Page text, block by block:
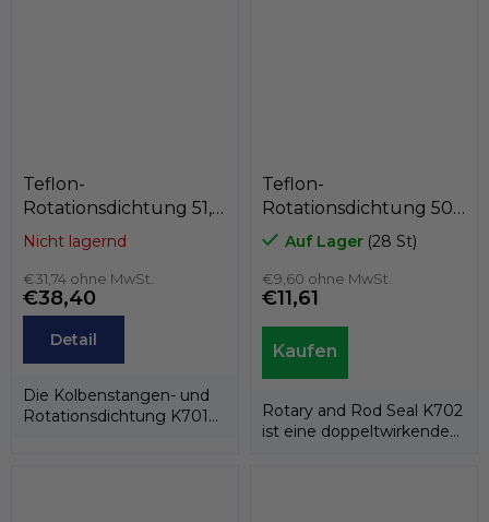
Teflon-
Rotationsdichtung 51,5
x 61 x 7
PTFE+C/Edelstahlfeder,
Kastas K701-SPEC
Nicht lagernd
€31,74 ohne MwSt.
€38,40
Detail
Die Kolbenstangen- und
Rotationsdichtung K701
Teflon-
Rotationsdichtung 50
x 61 x 4,2
PTFE+Bronze/NBR,
Kastas K702-050
Auf Lager (28 St)
€9,60 ohne MwSt.
€11,61
Rotary and Rod Seal K702
ist eine doppeltwirkende